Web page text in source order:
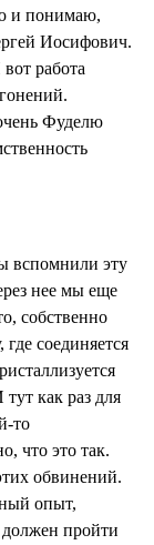
и понимаю,
Иосифович.
работа
Фуделю
вспомнили эту
нее мы еще
собственно
соединяется
как раз для
то
что это так.
обвинений.
опыт,
пройти